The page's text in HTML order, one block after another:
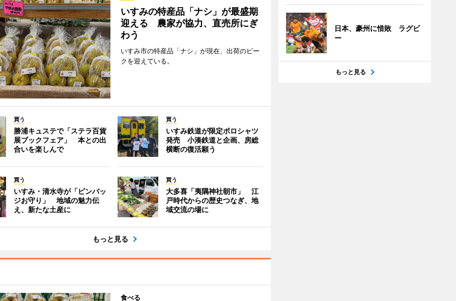
いすみの特産品「ナシ」が最盛期
迎える 農家が協力、直売所にぎ
わう
いすみ市の特産品「ナシ」が現在、出荷のピー
クを迎えている。
買う
勝浦キュステで「ステラ百貨
展ブックフェア」 本との出
合いを楽しんで
買う
いすみ鉄道が限定ポロシャツ
発売 小湊鉄道と企画、房総
横断の復活願う
買う
いすみ・清水寺が「ピンバッ
ジお守り」 地域の魅力伝
え、新たな土産に
買う
大多喜「夷隅神社朝市」 江
戸時代からの歴史つなぎ、地
域交流の場に
もっと見る
食べる
日本、豪州に惜敗 ラグビ
ー
もっと見る